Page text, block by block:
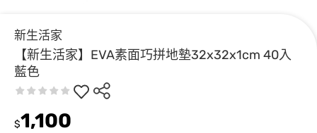
新生活家
【新生活家】EVA素面巧拼地墊32x32x1cm 40入
藍色
$1,100